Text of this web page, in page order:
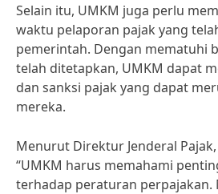
Selain itu, UMKM juga perlu
waktu pelaporan pajak yang
pemerintah. Dengan mematuhi
telah ditetapkan, UMKM dapat
dan sanksi pajak yang dapat
mereka.
Menurut Direktur Jenderal
“UMKM harus memahami
terhadap peraturan perpajakan.